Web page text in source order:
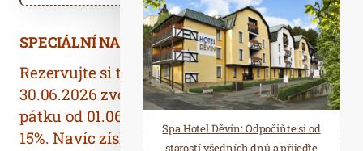
SPECIÁLNÍ NABÍDKA: 15% sleva
Rezervujte si tento pobytový balíček do
30.06.2026 zvolte si termín od neděle do
pátku od 01.06. – 31.07.2026 a UŠETŘETE
15%. Navíc získáte Limoncello Spritz k
Spa Hotel Děvín: Odpočiňte si od
starostí všedních dnů a přijeďte
Saunový ráj Holice: Odpočinek a